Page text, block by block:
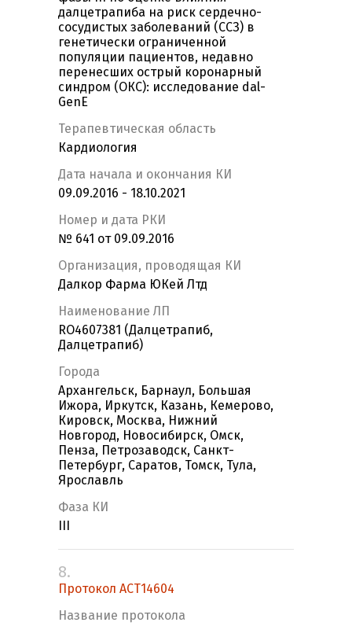
далцетрапиба на риск сердечно-
сосудистых заболеваний (ССЗ) в
генетически ограниченной
популяции пациентов, недавно
перенесших острый коронарный
синдром (ОКС): исследование dal-
GenE
Терапевтическая область
Кардиология
Дата начала и окончания КИ
09.09.2016 - 18.10.2021
Номер и дата РКИ
№ 641 от 09.09.2016
Организация, проводящая КИ
Далкор Фарма ЮКей Лтд
Наименование ЛП
RO4607381 (Далцетрапиб,
Далцетрапиб)
Города
Архангельск, Барнаул, Большая
Ижора, Иркутск, Казань, Кемерово,
Кировск, Москва, Нижний
Новгород, Новосибирск, Омск,
Пенза, Петрозаводск, Санкт-
Петербург, Саратов, Томск, Тула,
Ярославль
Фаза КИ
8.
Протокол ACT14604
Название протокола